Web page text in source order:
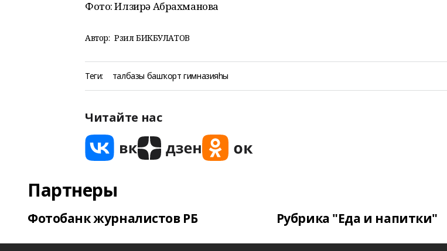
Фото: Илзирә Абрахманова
Автор: Рәзил БИКБУЛАТОВ
Теги: талбазы башҡорт гимназияһы
Читайте нас
Партнеры
Фотобанк журналистов РБ Рубрика "Еда и напитки"